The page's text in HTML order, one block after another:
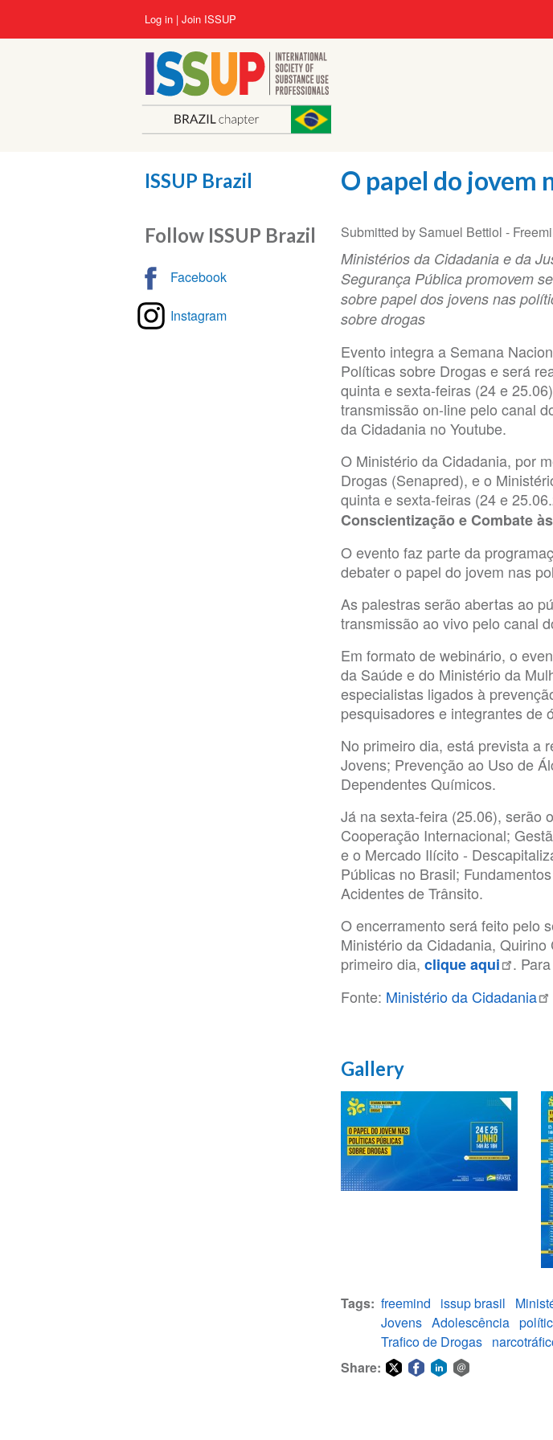
User
account
menu
Log in Join ISSUP
O papel do jovem
Submitted by Samuel Bettiol -
Ministérios da Cidadania e da
Segurança Pública promovem
sobre papel dos jovens nas
sobre drogas
Evento integra a Semana
Políticas sobre Drogas e será
quinta e sexta-feiras (24 e
transmissão on-line pelo canal
da Cidadania no Youtube.
O Ministério da Cidadania, por
Drogas (Senapred), e o
quinta e sexta-feiras (24 e
Conscientização e Combate
O evento faz parte da
debater o papel do jovem nas
As palestras serão abertas ao
transmissão ao vivo pelo canal
Em formato de webinário, o
da Saúde e do Ministério da
especialistas ligados à
pesquisadores e integrantes de
No primeiro dia, está prevista a
Jovens; Prevenção ao Uso de
Dependentes Químicos.
Já na sexta-feira (25.06), serão
Cooperação Internacional;
e o Mercado Ilícito -
Públicas no Brasil;
Acidentes de Trânsito.
O encerramento será feito pelo
Ministério da Cidadania,
primeiro dia, clique aqui .
Fonte: Ministério da Cidadania
Gallery
Tags freemind issup brasil
Jovens Adolescência
Trafico de Drogas
Share:
ISSUP Brazil
Follow ISSUP Brazil
Facebook
Instagram